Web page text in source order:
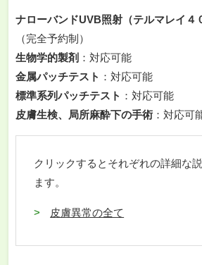
ナローバンドUVB照射（テルマレイ４
（完全予約制）
生物学的製剤 ：対応可能
金属パッチテスト ：対応可能
標準系列パッチテスト ：対応可能
皮膚生検、局所麻酔下の手術 ：対応可
クリックするとそれぞれの詳細な
ます。
皮膚異常の全て